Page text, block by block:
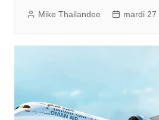
Mike Thailandee mardi